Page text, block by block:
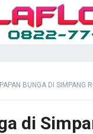
PAPAN BUNGA DI SIMPANG
di